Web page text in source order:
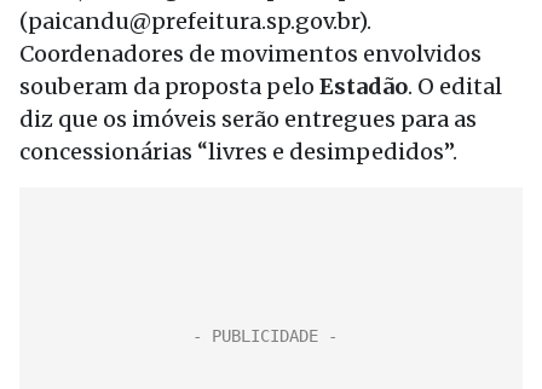
(paicandu@prefeitura.sp.gov.br).
Coordenadores de movimentos envolvidos
souberam da proposta pelo Estadão. O edital
diz que os imóveis serão entregues para as
concessionárias “livres e desimpedidos”.